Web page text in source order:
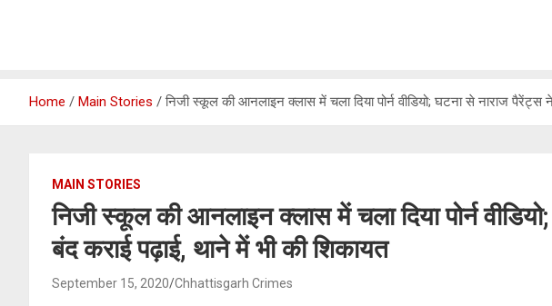
Home Main Stories निजी स्कूल की आनलाइन क्लास में चला दिया पोर्न वीडियो; घटना से नाराज पैरेंट्स
MAIN STORIES
निजी स्कूल की आनलाइन क्लास में चला दिया पोर्न
बंद कराई पढ़ाई, थाने में भी की शिकायत
September 15, 2020 Chhattisgarh Crimes